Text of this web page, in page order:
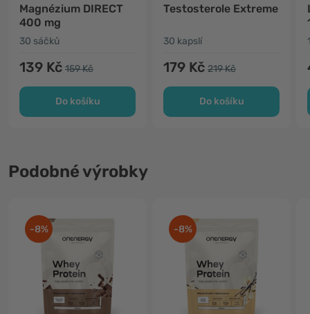
Magnézium DIRECT
400 mg
30 sáčků
139 Kč 159 Kč
Do košíku
Testosterole Extreme
30 kapslí
179 Kč 219 Kč
Do košíku
Podobné výrobky
-8% -8%